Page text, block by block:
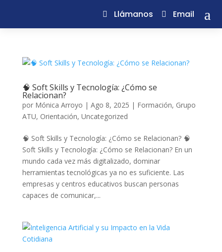
Llámanos Email a
🧠 Soft Skills y Tecnología: ¿Cómo se
Relacionan?
por Mónica Arroyo | Ago 8, 2025 | Formación, Grupo
ATU, Orientación, Uncategorized
🧠 Soft Skills y Tecnología: ¿Cómo se Relacionan? 🧠
Soft Skills y Tecnología: ¿Cómo se Relacionan? En un
mundo cada vez más digitalizado, dominar
herramientas tecnológicas ya no es suficiente. Las
empresas y centros educativos buscan personas
capaces de comunicar,...